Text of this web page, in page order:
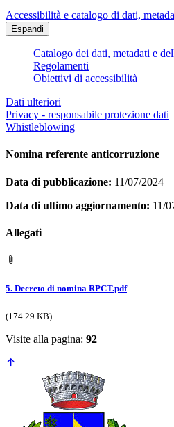
Accessibilità e catalogo di dati,
Espandi
Catalogo dei dati, metadati e
Regolamenti
Obiettivi di accessibilità
Dati ulteriori
Privacy - responsabile protezione dati
Whistleblowing
Nomina referente anticorruzione
Data di pubblicazione: 11/07/2024
Data di ultimo aggiornamento: 11/
Allegati
5. Decreto di nomina RPCT.pdf
(174.29 KB)
Visite alla pagina: 92